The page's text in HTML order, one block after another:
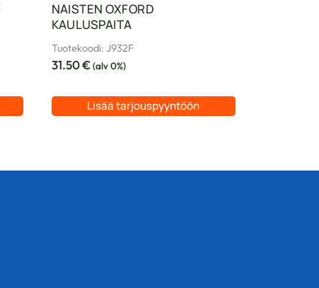
NAISTEN OXFORD
KAULUSPAITA
Tuotekoodi: J932F
31.50€(alv 0%)
Lisää tarjouspyyntöön